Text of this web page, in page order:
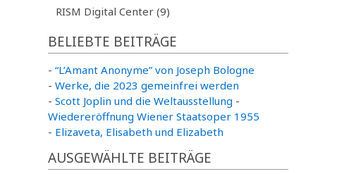
RISM Digital Center (9)
BELIEBTE BEITRÄGE
- “L’Amant Anonyme” von Joseph Bologne
- Werke, die 2023 gemeinfrei werden
- Scott Joplin und die Weltausstellung -
Wiedereröffnung Wiener Staatsoper 1955
- Elizaveta, Elisabeth und Elizabeth
AUSGEWÄHLTE BEITRÄGE